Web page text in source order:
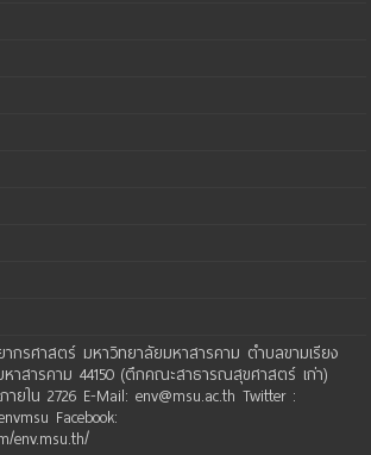
กรศาสตร์ มหาวิทยาลัยมหาสารคาม ตำบลขามเรียง
าสารคาม 44150 (ตึกคณะสาธารณสุขศาสตร์ เก่า)
ายใน 2726 E-Mail: env@msu.ac.th Twitter :
Facebook:
env.msu.th/